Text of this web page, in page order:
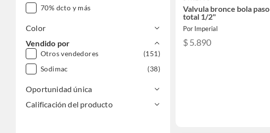
70% dcto y más
Color
Vendido por
Otros vendedores
(151)
Sodimac
(38)
Oportunidad única
Calificación del producto
Valvula bronce bola paso
total 1/2"
Por Imperial
$ 5.890